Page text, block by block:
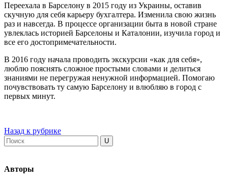
Переехала в Барселону в 2015 году из Украины, оставив
скучную для себя карьеру бухгалтера. Изменила свою жизнь
раз и навсегда. В процессе организации быта в новой стране
увлеклась историей Барселоны и Каталонии, изучила город и
все его достопримечательности.
В 2016 году начала проводить экскурсии «как для себя»,
люблю пояснять сложное простыми словами и делиться
знаниями не перегружая ненужной информацией. Помогаю
почувствовать ту самую Барселону и влюбляю в город с
первых минут.
Назад к рубрике
Авторы